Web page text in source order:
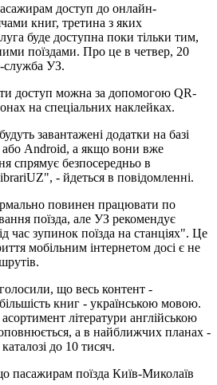
доступ до онлайн-
книг, третина з яких
буде доступна поки тільки тим,
поїздами. Про це в четвер, 20
служба УЗ.
доступ можна за допомогою QR-
на спеціальних наклейках.
завантажені додатки на базі
або Android, а якщо вони вже
спрямує безпосередньо в
- йдеться в повідомленні.
повинен працювати по
поїзда, але УЗ рекомендує
час зупинок поїзда на станціях". Це
мобільним інтернетом досі є не
що весь контент -
книг - українською мовою.
літератури англійською
а в найближчих планах -
до 10 тисяч.
пасажирам поїзда Київ-Миколаїв